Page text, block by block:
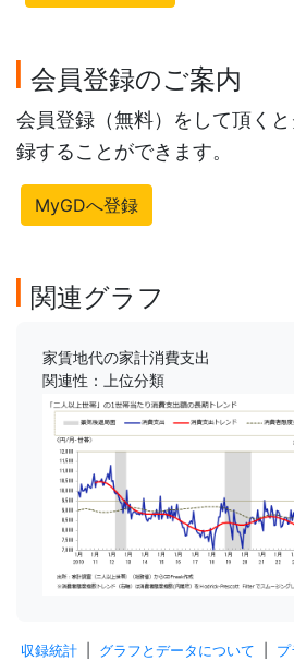
会員登録のご案内
会員登録（無料）をして頂く
録することができます。
MyGDへ登録
関連グラフ
家賃地代の家計消費支出
関連性：上位分類
収録統計| グラフとデータについて